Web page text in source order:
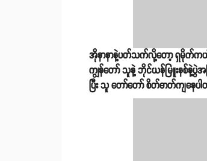
အိုနာနာနဲ့ပတ်သက်လို့တော့ ရှမိုက်ကယ်
ကျွန်တော် သူနဲ့ ဘိုင်ယန်မြူးနစ်နဲ့ပွဲအပ
ပြီး သူ တော်တော် စိတ်ဓာတ်ကျနေပ